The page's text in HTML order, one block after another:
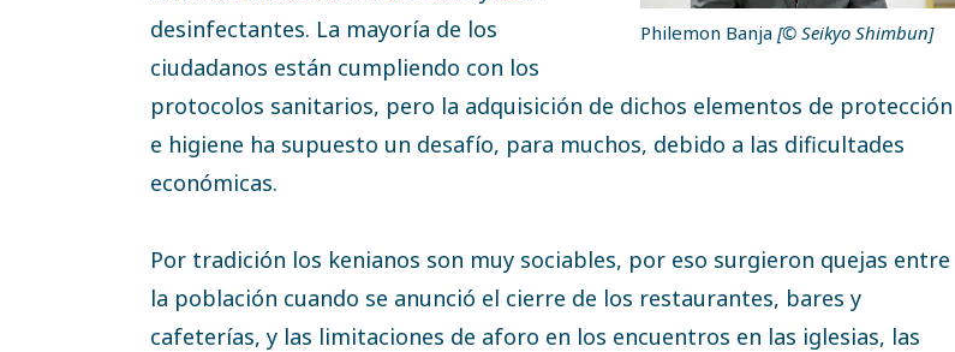
Philemon Banja [© Seikyo Shimbun]
desinfectantes. La mayoría de los
ciudadanos están cumpliendo con los
protocolos sanitarios, pero la adquisición de dichos elementos de protección
e higiene ha supuesto un desafío, para muchos, debido a las dificultades
económicas.
Por tradición los kenianos son muy sociables, por eso surgieron quejas entre
la población cuando se anunció el cierre de los restaurantes, bares y
cafeterías, y las limitaciones de aforo en los encuentros en las iglesias, las